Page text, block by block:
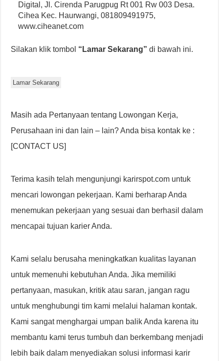
Digital, Jl. Cirenda Parugpug Rt 001 Rw 003 Desa.
Cihea Kec. Haurwangi, 081809491975,
www.ciheanet.com
Silakan klik tombol “Lamar Sekarang” di bawah ini.
Lamar Sekarang
Masih ada Pertanyaan tentang Lowongan Kerja,
Perusahaan ini dan lain – lain? Anda bisa kontak ke :
[CONTACT US]
Terima kasih telah mengunjungi karirspot.com untuk
mencari lowongan pekerjaan. Kami berharap Anda
menemukan pekerjaan yang sesuai dan berhasil dalam
mencapai tujuan karier Anda.
Kami selalu berusaha meningkatkan kualitas layanan
untuk memenuhi kebutuhan Anda. Jika memiliki
pertanyaan, masukan, kritik atau saran, jangan ragu
untuk menghubungi tim kami melalui halaman kontak.
Kami sangat menghargai umpan balik Anda karena itu
membantu kami terus tumbuh dan berkembang menjadi
lebih baik dalam menyediakan solusi informasi karir